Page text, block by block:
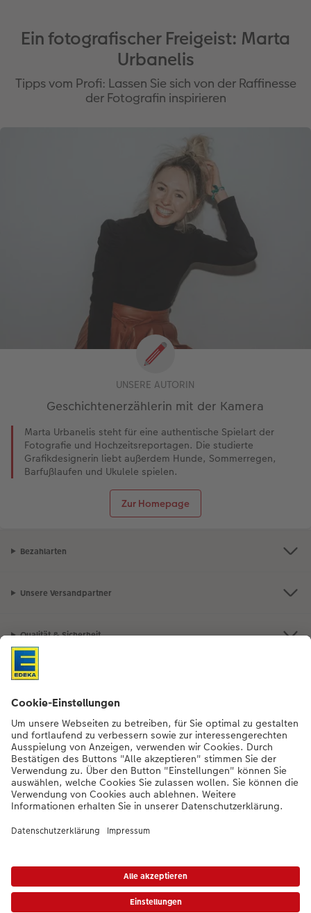
Ein fotografischer Freigeist: Marta
Urbanelis
Tipps vom Profi: Lassen Sie sich von der Raffinesse
der Fotografin inspirieren
UNSERE AUTORIN
Geschichtenerzählerin mit der Kamera
Marta Urbanelis steht für eine authentische Spielart der
Fotografie und Hochzeitsreportagen. Die studierte
Grafikdesignerin liebt außerdem Hunde, Sommerregen,
Barfußlaufen und Ukulele spielen.
Zur Homepage
Bezahlarten
Unsere Versandpartner
Qualität & Sicherheit
Nachhaltigkeit bei CEWE
Mein Fotoservice
Informationen
Sortiment
Bei Fragen zu Produkten oder der Bestellung können Sie uns gern anrufen:
Mo. bis Sa.: 8:00 – 20:00 Uhr und So.: 10:00 – 18:00 Uhr